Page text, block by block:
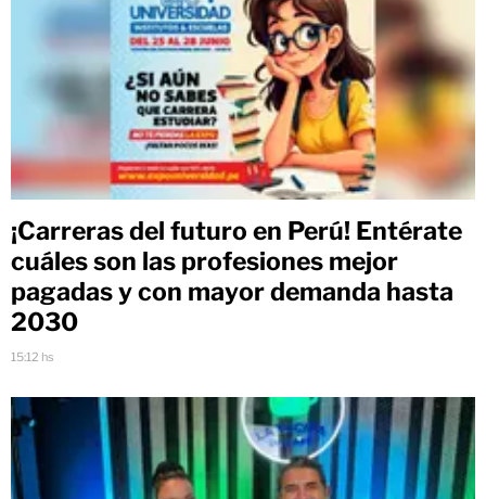
¡Carreras del futuro en Perú! Entérate
cuáles son las profesiones mejor
pagadas y con mayor demanda hasta
2030
15:12 hs